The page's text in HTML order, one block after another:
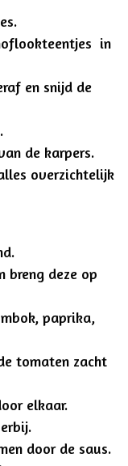
in
en snijd de
de karpers.
overzichtelijk
breng deze op
paprika,
tomaten zacht
elkaar.
door de saus.